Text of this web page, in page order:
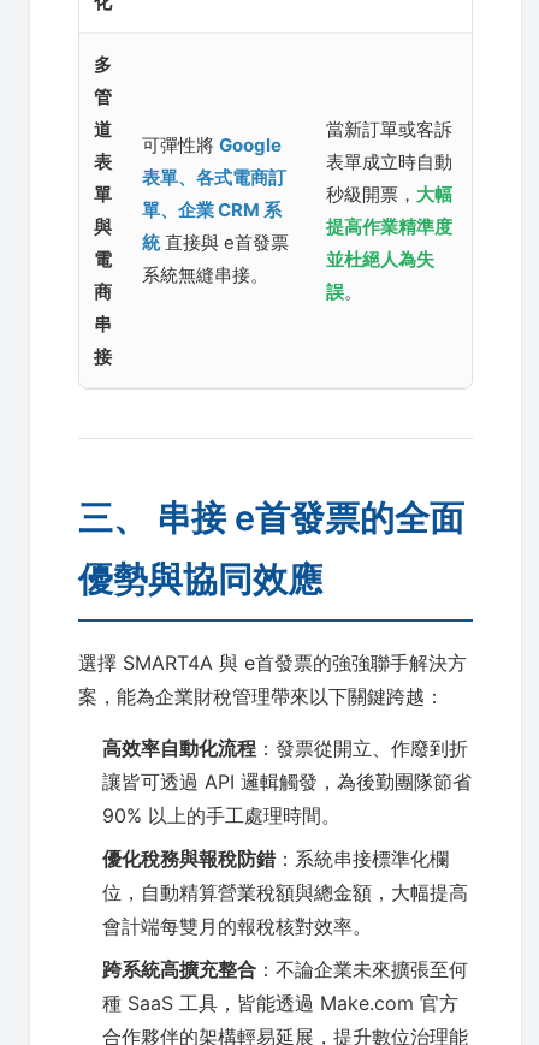
多
管
道
表
單
與
電
商
串
接
可彈性將 Google
表單、各式電商訂
單、企業 CRM 系
統直接與 e首發票
系統無縫串接。
當新訂單或客訴
表單成立時自動
秒級開票， 大幅
提高作業精準度
並杜絕人為失
誤。
三、 串接 e首發票的全面
優勢與協同效應
選擇 SMART4A 與 e首發票的強強聯手解決方
案，能為企業財稅管理帶來以下關鍵跨越：
高效率自動化流程 ：發票從開立、作廢到折
讓皆可透過 API 邏輯觸發，為後勤團隊節省
90% 以上的手工處理時間。
優化稅務與報稅防錯：系統串接標準化欄
位，自動精算營業稅額與總金額，大幅提高
會計端每雙月的報稅核對效率。
跨系統高擴充整合 ：不論企業未來擴張至何
種 SaaS 工具，皆能透過 Make.com 官方
合作夥伴的架構輕易延展，提升數位治理能